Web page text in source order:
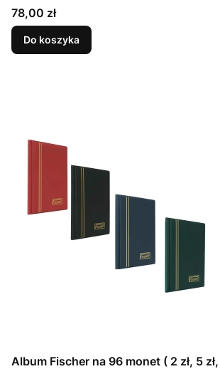
Cena
78,00 zł
Do koszyka
Album Fischer na 96 monet ( 2 zł, 5